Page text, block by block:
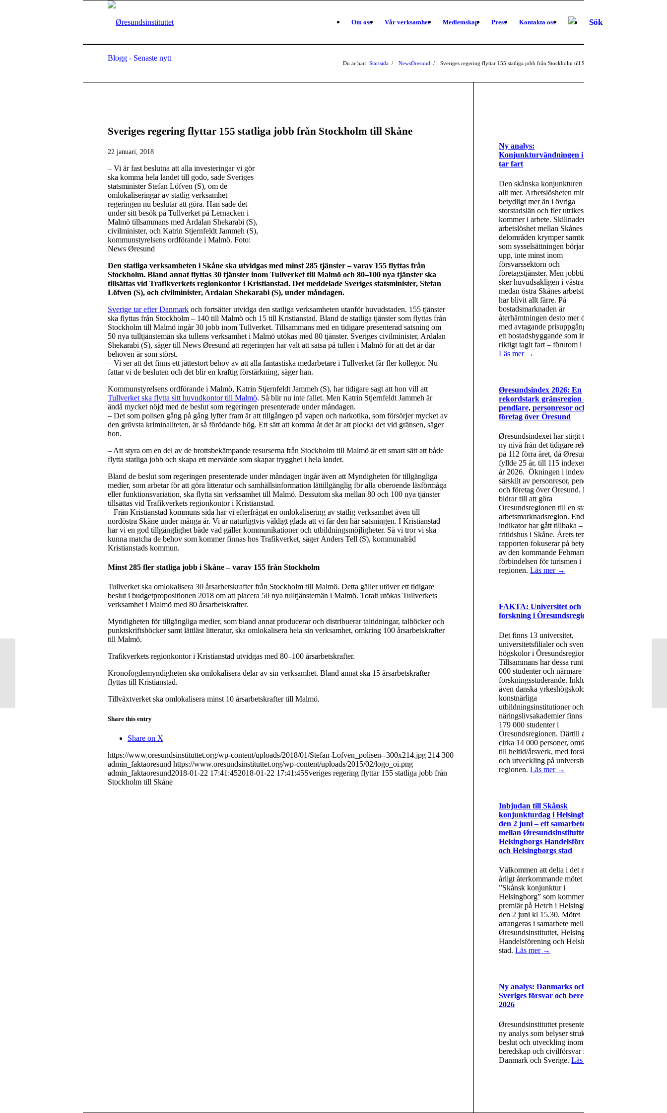
Om oss Vår verksamhet Medlemskap Press Kontakta oss Sök
Blogg - Senaste nytt
Du är här: Startsida / NewsØresund / Sveriges regering flyttar 155 statliga jobb från Stockholm till Skåne...
Sveriges regering flyttar 155 statliga jobb från Stockholm till Skåne
22 januari, 2018
– Vi är fast beslutna att alla investeringar vi gör
ska komma hela landet till godo, sade Sveriges
statsminister Stefan Löfven (S), om de
omlokaliseringar av statlig verksamhet
regeringen nu beslutar att göra. Han sade det
under sitt besök på Tullverket på Lernacken i
Malmö tillsammans med Ardalan Shekarabi (S),
civilminister, och Katrin Stjernfeldt Jammeh (S),
kommunstyrelsens ordförande i Malmö. Foto:
News Øresund
Den statliga verksamheten i Skåne ska utvidgas med minst 285 tjänster – varav 155 flyttas från
Stockholm. Bland annat flyttas 30 tjänster inom Tullverket till Malmö och 80–100 nya tjänster ska
tillsättas vid Trafikverkets regionkontor i Kristianstad. Det meddelade Sveriges statsminister, Stefan
Löfven (S), och civilminister, Ardalan Shekarabi (S), under måndagen.
Sverige tar efter Danmark och fortsätter utvidga den statliga verksamheten utanför huvudstaden. 155 tjänster
ska flyttas från Stockholm – 140 till Malmö och 15 till Kristianstad. Bland de statliga tjänster som flyttas från
Stockholm till Malmö ingår 30 jobb inom Tullverket. Tillsammans med en tidigare presenterad satsning om
50 nya tulltjänstemän ska tullens verksamhet i Malmö utökas med 80 tjänster. Sveriges civilminister, Ardalan
Shekarabi (S), säger till News Øresund att regeringen har valt att satsa på tullen i Malmö för att det är där
behoven är som störst.
– Vi ser att det finns ett jättestort behov av att alla fantastiska medarbetare i Tullverket får fler kollegor. Nu
fattar vi de besluten och det blir en kraftig förstärkning, säger han.
Kommunstyrelsens ordförande i Malmö, Katrin Stjernfeldt Jammeh (S), har tidigare sagt att hon vill att
Tullverket ska flytta sitt huvudkontor till Malmö. Så blir nu inte fallet. Men Katrin Stjernfeldt Jammeh är
ändå mycket nöjd med de beslut som regeringen presenterade under måndagen.
– Det som polisen gång på gång lyfter fram är att tillgången på vapen och narkotika, som försörjer mycket av
den grövsta kriminaliteten, är så förödande hög. Ett sätt att komma åt det är att plocka det vid gränsen, säger
hon.
– Att styra om en del av de brottsbekämpande resurserna från Stockholm till Malmö är ett smart sätt att både
flytta statliga jobb och skapa ett mervärde som skapar trygghet i hela landet.
Bland de beslut som regeringen presenterade under måndagen ingår även att Myndigheten för tillgängliga
medier, som arbetar för att göra litteratur och samhällsinformation lättillgänglig för alla oberoende läsförmåga
eller funktionsvariation, ska flytta sin verksamhet till Malmö. Dessutom ska mellan 80 och 100 nya tjänster
tillsättas vid Trafikverkets regionkontor i Kristianstad.
– Från Kristianstad kommuns sida har vi efterfrågat en omlokalisering av statlig verksamhet även till
nordöstra Skåne under många år. Vi är naturligtvis väldigt glada att vi får den här satsningen. I Kristianstad
har vi en god tillgänglighet både vad gäller kommunikationer och utbildningsmöjligheter. Så vi tror vi ska
kunna matcha de behov som kommer finnas hos Trafikverket, säger Anders Tell (S), kommunalråd
Kristianstads kommun.
Minst 285 fler statliga jobb i Skåne – varav 155 från Stockholm
Tullverket ska omlokalisera 30 årsarbetskrafter från Stockholm till Malmö. Detta gäller utöver ett tidigare
beslut i budgetpropositionen 2018 om att placera 50 nya tulltjänstemän i Malmö. Totalt utökas Tullverkets
verksamhet i Malmö med 80 årsarbetskrafter.
Myndigheten för tillgängliga medier, som bland annat producerar och distribuerar taltidningar, talböcker och
punktskriftsböcker samt lättläst litteratur, ska omlokalisera hela sin verksamhet, omkring 100 årsarbetskrafter
till Malmö.
Trafikverkets regionkontor i Kristianstad utvidgas med 80–100 årsarbetskrafter.
Kronofogdemyndigheten ska omlokalisera delar av sin verksamhet. Bland annat ska 15 årsarbetskrafter
flyttas till Kristianstad.
Tillväxtverket ska omlokalisera minst 10 årsarbetskrafter till Malmö.
Share this entry
Share on X
https://www.oresundsinstituttet.org/wp-content/uploads/2018/01/Stefan-Lofven_polisen--300x214.jpg 214 300
admin_faktaoresund https://www.oresundsinstituttet.org/wp-content/uploads/2015/02/logo_oi.png
admin_faktaoresund2018-01-22 17:41:452018-01-22 17:41:45Sveriges regering flyttar 155 statliga jobb från
Stockholm till Skåne
Ny analys:
Konjunkturvändningen i Skåne
tar fart
Den skånska konjunkturen ljusnar
allt mer. Arbetslösheten minskar
betydligt mer än i övriga
storstadslän och fler utrikes födda
kommer i arbete. Skillnaderna i
arbetslöshet mellan Skånes olika
delområden krymper samtidigt
som sysselsättningen börjar växla
upp, inte minst inom
försvarssektorn och
företagstjänster. Men jobbtillväxten
sker huvudsakligen i västra Skåne,
medan östra Skånes arbetstillfällen
har blivit allt färre. På
bostadsmarknaden är
återhämtningen desto mer dämpad,
med avtagande prisuppgångar och
ett bostadsbyggande som inte
riktigt tagit fart – förutom i Lund.
Läs mer →
Øresundsindex 2026: En
rekordstark gränsregion – fler
pendlare, personresor och
företag över Öresund
Øresundsindexet har stigit till en
ny nivå från det tidigare rekordet
på 112 förra året, då Øresundsbron
fyllde 25 år, till 115 indexenheter
år 2026. Ökningen i indexet drivs
särskilt av personresor, pendlare
och företag över Öresund. Det
bidrar till att göra
Öresundsregionen till en starkare
arbetsmarknadsregion. Endast en
indikator har gått tillbaka – danska
fritidshus i Skåne. Årets tema i
rapporten fokuserar på betydelsen
av den kommande Fehmarn Bält-
förbindelsen för turismen i
regionen.Läs mer →
FAKTA: Universitet och
forskning i Öresundsregionen
Det finns 13 universitet,
universitetsfilialer och svenska
högskolor i Öresundsregionen.
Tillsammans har dessa runt 136
000 studenter och närmare 9 000
forskningsstuderande. Inkluderas
även danska yrkeshögskolor,
konstnärliga
utbildningsinstitutioner och
näringslivsakademier finns det runt
179 000 studenter i
Öresundsregionen. Därtill arbetar
cirka 14 000 personer, omräknat
till heltid/årsverk, med forskning
och utveckling på universiteten i
regionen.Läs mer →
Inbjudan till Skånsk
konjunkturdag i Helsingborg
den 2 juni – ett samarbete
mellan Øresundsinstituttet,
Helsingborgs Handelsförening
och Helsingborgs stad
Välkommen att delta i det nya
årligt återkommande mötet
”Skånsk konjunktur i
Helsingborg” som kommer att ha
premiär på Hetch i Helsingborg
den 2 juni kl 15.30. Mötet
arrangeras i samarbete mellan
Øresundsinstituttet, Helsingborgs
Handelsförening och Helsingborgs
stad.Läs mer →
Ny analys: Danmarks och
Sveriges försvar och beredskap
2026
Øresundsinstituttet presenterar en
ny analys som belyser strukturer,
beslut och utveckling inom försvar,
beredskap och civilförsvar i
Danmark och Sverige.Läs mer →